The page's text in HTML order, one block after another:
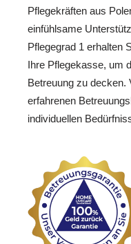
Pflegekräften aus
einfühlsame
Pflegegrad 1 erhalten
Ihre Pflegekasse, um
Betreuung zu decken.
erfahrenen
individuellen